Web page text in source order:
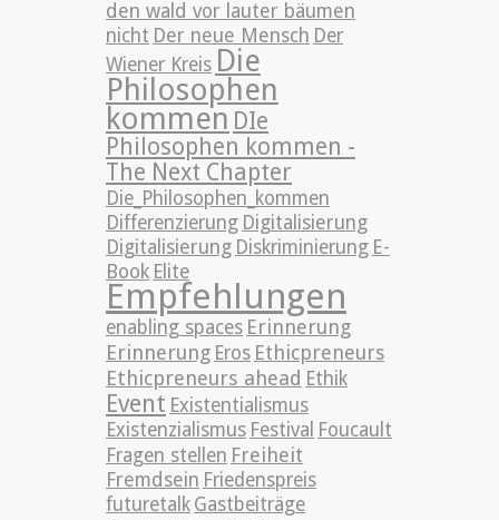
den wald vor lauter bäumen
nicht Der neue Mensch Der
Wiener Kreis Die
Philosophen
kommen DIe
Philosophen kommen -
The Next Chapter
Die_Philosophen_kommen
Differenzierung Digitalisierung
Digitalisierung Diskriminierung E-
Book Elite
Empfehlungen
enabling spaces Erinnerung
Erinnerung Eros Ethicpreneurs
Ethicpreneurs ahead Ethik
Event Existentialismus
Existenzialismus Festival Foucault
Fragen stellen Freiheit
Fremdsein Friedenspreis
futuretalk Gastbeiträge